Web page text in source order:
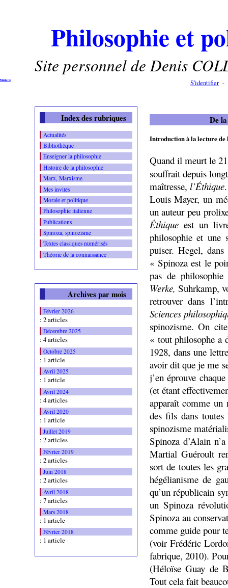
Philosophie et
Site personnel de Denis
Contenu
-Menu
- S'identifier -
Index des rubriques
Actualités
Bibliothèque
Enseigner la philosophie
Histoire de la philosophie
Marx, Marxisme
Mes invités
Morale et politique
Philosophie italienne
Publications
Spinoza, spinozisme
Textes classiques numérisés
Théorie de la connaissance
Archives par mois
Février 2026
: 2 articles
Décembre 2025
: 4 articles
Octobre 2025
: 1 article
Avril 2025
: 1 article
Avril 2024
: 4 articles
Avril 2020
: 1 article
Juillet 2019
: 2 articles
Février 2019
: 2 articles
Juin 2018
: 2 articles
Avril 2018
: 7 articles
Mars 2018
: 1 article
Février 2018
: 1 article
De
Introduction à la lecture de
Quand il meurt le
souffrait depuis
maîtresse,l’Éthique
Louis Mayer, un
un auteur peu
Éthique est un
philosophie et une
puiser. Hegel,
« Spinoza est le
pas de
Werke, Suhrkamp,
retrouver dans
Sciences
spinozisme. On
« tout philosophe a
1928, dans une
avoir dit que je me
j’en éprouve
(et étant
apparaît comme
des fils dans
spinozisme
Spinoza d’Alain
Martial Guéroult
sort de toutes les
hégélianisme de
qu’un républicain
un Spinoza
Spinoza au
comme guide pour
(voir Frédéric
fabrique, 2010).
(Héloïse Guay de
Tout cela fait